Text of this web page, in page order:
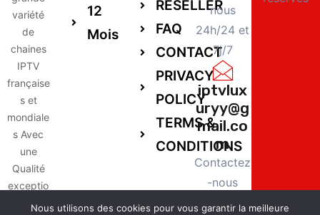
variété
de
chaines
IPTV
française
s et
mondiale
s Avec
une
Qualité
exceptio
nnelle,
12
Mois
RESELLER
FAQ
CONTACT
PRIVACY
POLICY
TERMS &
CONDITIONS
nous
24h/24 et
7j/7
iptvlux
uryy@g
mail.co
m
Contactez
-nous
24h/24 et
Nous utilisons des cookies pour vous garantir la meilleure